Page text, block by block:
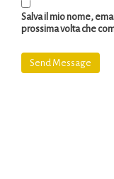
Salva il mio nome,
prossima volta che